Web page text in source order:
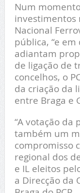
Num
investimentos
Nacional
pública, “e
adiantam
de ligação de
concelhos, o
da criação da
entre Braga e
“A votação da
também um
compromisso
regional dos
e IL eleitos
a Direcção da